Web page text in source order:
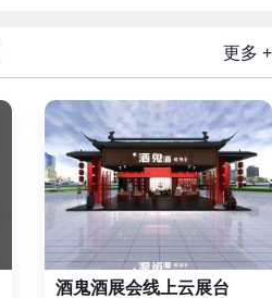
更多 +
酒鬼酒展会线上云展台